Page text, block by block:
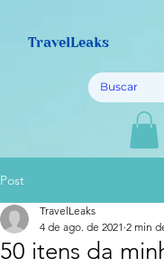
TravelLeaks
Post
50 itens da
TravelLeaks
4 de ago. de 2021 2 min